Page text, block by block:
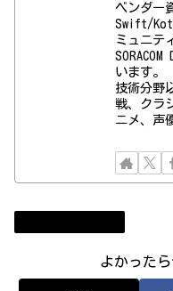
ベンダー
Swift/
ミュニテ
います。
技術分野
戦、クラ
ニメ、声
よかった